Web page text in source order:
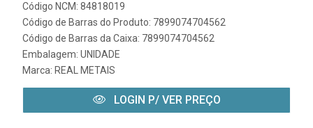
Código NCM: 84818019
Código de Barras do Produto: 7899074704562
Código de Barras da Caixa: 7899074704562
Embalagem: UNIDADE
Marca: REAL METAIS
LOGIN P/ VER PREÇO